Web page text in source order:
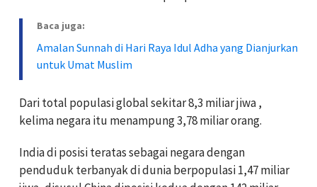
Baca juga:
Amalan Sunnah di Hari Raya Idul Adha yang Dianjurkan
untuk Umat Muslim
Dari total populasi global sekitar 8,3 miliar jiwa ,
kelima negara itu menampung 3,78 miliar orang.
India di posisi teratas sebagai negara dengan
penduduk terbanyak di dunia berpopulasi 1,47 miliar